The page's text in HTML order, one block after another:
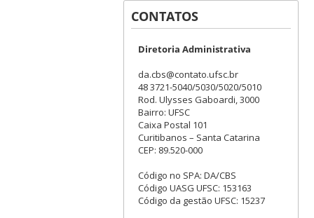
CONTATOS
Diretoria Administrativa
da.cbs@contato.ufsc.br
48 3721-5040/5030/5020/5010
Rod. Ulysses Gaboardi, 3000
Bairro: UFSC
Caixa Postal 101
Curitibanos – Santa Catarina
CEP: 89.520-000
Código no SPA: DA/CBS
Código UASG UFSC: 153163
Código da gestão UFSC: 15237